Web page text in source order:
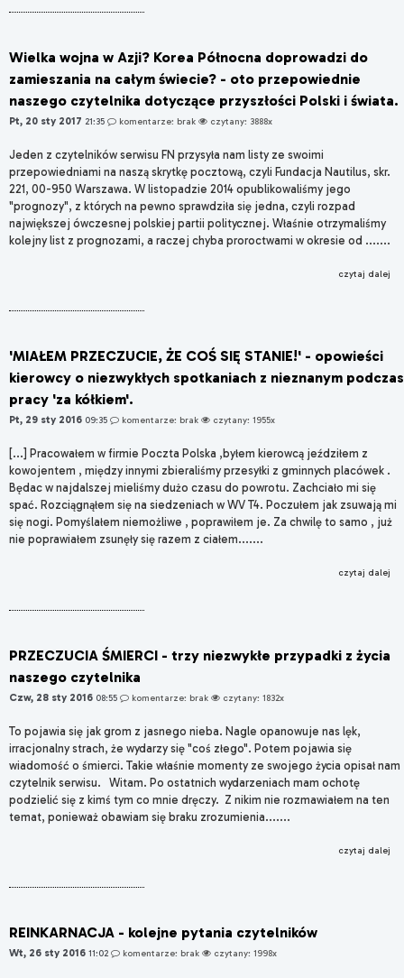
Wielka wojna w Azji? Korea Północna doprowadzi do
zamieszania na całym świecie? - oto przepowiednie
naszego czytelnika dotyczące przyszłości Polski i świata.
Pt, 20 sty 2017 21:35 komentarze: brak czytany: 3888x
Jeden z czytelników serwisu FN przysyła nam listy ze swoimi
przepowiedniami na naszą skrytkę pocztową, czyli Fundacja Nautilus, skr.
221, 00-950 Warszawa. W listopadzie 2014 opublikowaliśmy jego
"prognozy", z których na pewno sprawdziła się jedna, czyli rozpad
największej ówczesnej polskiej partii politycznej. Właśnie otrzymaliśmy
kolejny list z prognozami, a raczej chyba proroctwami w okresie od .......
czytaj dalej
'MIAŁEM PRZECZUCIE, ŻE COŚ SIĘ STANIE!' - opowieści
kierowcy o niezwykłych spotkaniach z nieznanym podczas
pracy 'za kółkiem'.
Pt, 29 sty 2016 09:35 komentarze: brak czytany: 1955x
[...] Pracowałem w firmie Poczta Polska ,byłem kierowcą jeździłem z
kowojentem , między innymi zbieraliśmy przesyłki z gminnych placówek .
Będac w najdalszej mieliśmy dużo czasu do powrotu. Zachciało mi się
spać. Rozciągnąłem się na siedzeniach w WV T4. Poczułem jak zsuwają mi
się nogi. Pomyślałem niemożliwe , poprawiłem je. Za chwilę to samo , już
nie poprawiałem zsunęły się razem z ciałem.......
czytaj dalej
PRZECZUCIA ŚMIERCI - trzy niezwykłe przypadki z życia
naszego czytelnika
Czw, 28 sty 2016 08:55 komentarze: brak czytany: 1832x
To pojawia się jak grom z jasnego nieba. Nagle opanowuje nas lęk,
irracjonalny strach, że wydarzy się "coś złego". Potem pojawia się
wiadomość o śmierci. Takie właśnie momenty ze swojego życia opisał nam
czytelnik serwisu. Witam. Po ostatnich wydarzeniach mam ochotę
podzielić się z kimś tym co mnie dręczy. Z nikim nie rozmawiałem na ten
temat, ponieważ obawiam się braku zrozumienia.......
czytaj dalej
REINKARNACJA - kolejne pytania czytelników
Wt, 26 sty 2016 11:02 komentarze: brak czytany: 1998x